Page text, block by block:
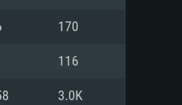
3600 이상
하지 않습니
170
116
3.0K